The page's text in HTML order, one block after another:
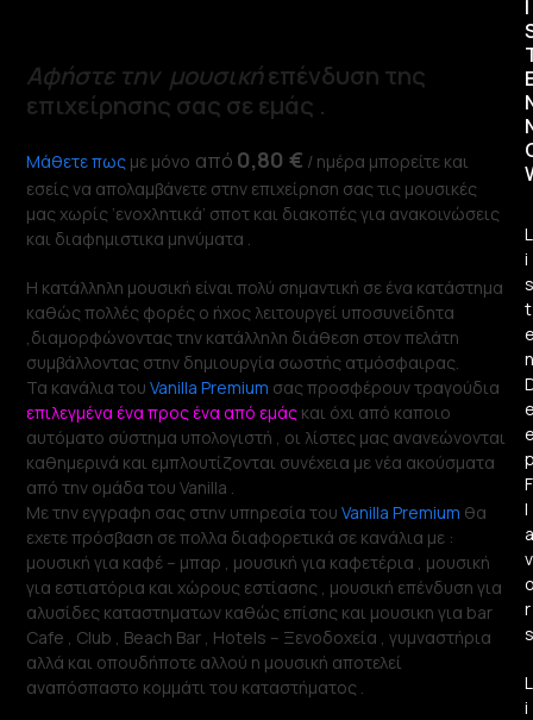
Αφήστετην μουσικήεπένδυση της
επιχείρησης σας σε εμάς .
Μάθετε πως με μόνο από 0,80 € / ημέρα μπορείτε και
εσείς να απολαμβάνετε στην επιχείρηση σας τις μουσικές
μας χωρίς ‘ενοχλητικά’ σποτ και διακοπές για ανακοινώσεις
και διαφημιστικα μηνύματα .
Η κατάλληλη μουσική είναι πολύ σημαντική σε ένα κατάστημα
καθώς πολλές φορές ο ήχος λειτουργεί υποσυνείδητα
,διαμορφώνοντας την κατάλληλη διάθεση στον πελάτη
συμβάλλοντας στην δημιουργία σωστής ατμόσφαιρας.
Τα κανάλια τουVanilla Premium σας προσφέρουν τραγούδια
επιλεγμένα ένα προς ένα από εμάς και όχι από καποιο
αυτόματο σύστημα υπολογιστή , οι λίστες μας ανανεώνονται
καθημερινά και εμπλουτίζονται συνέχεια με νέα ακούσματα
από την ομάδα του Vanilla .
Με την εγγραφη σας στην υπηρεσία τουVanilla Premium θα
εχετε πρόσβαση σε πολλα διαφορετικά σε κανάλια με :
μουσική για καφέ – μπαρ , μουσική για καφετέρια , μουσική
για εστιατόρια και χώρους εστίασης , μουσική επένδυση για
αλυσίδες καταστηματων καθώς επίσης και μουσικη για bar
Cafe , Club , Beach Bar , Hotels – Ξενοδοχεία , γυμναστήρια
αλλά και οπουδήποτε αλλού η μουσική αποτελεί
αναπόσπαστο κομμάτι του καταστήματος .
I
L
i
s
t
n
F
l
a
v
r
s
L
i